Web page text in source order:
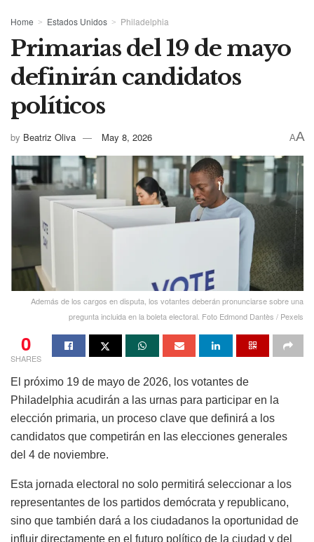
Home Estados Unidos Philadelphia
Primarias del 19 de mayo
definirán candidatos
políticos
by Beatriz Oliva May 8, 2026 AA
Además de los cargos en disputa, los votantes deberán pronunciarse sobre una
pregunta incluida en la boleta electoral. Foto Edmond Dantès / Pexels
0
SHARES
El próximo 19 de mayo de 2026, los votantes de
Philadelphia acudirán a las urnas para participar en la
elección primaria, un proceso clave que definirá a los
candidatos que competirán en las elecciones generales
del 4 de noviembre.
Esta jornada electoral no solo permitirá seleccionar a los
representantes de los partidos demócrata y republicano,
sino que también dará a los ciudadanos la oportunidad de
influir directamente en el futuro político de la ciudad y del